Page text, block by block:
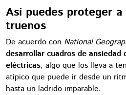
Así puedes proteger
truenos
De acuerdo con National
desarrollar cuadros de
eléctricas, algo que los lleva a
atípico que puede ir desde un
hasta un ladrido imparable.